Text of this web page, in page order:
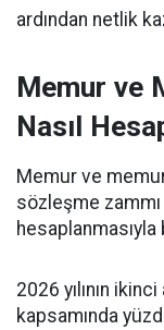
ardından netlik
Memur ve
Nasıl
Memur ve
sözleşme
2026 yılının
kapsamında